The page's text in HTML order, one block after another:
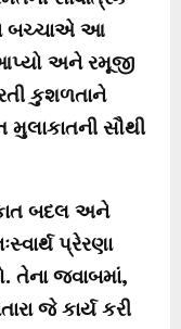
બચ્ચાએ આ
આપ્યો અને રમૂજી
કુશળતાને
મુલાકાતની સૌથી
બદલ અને
પ્રેરણા
તેના જવાબમાં,
જે કાર્ય કરી